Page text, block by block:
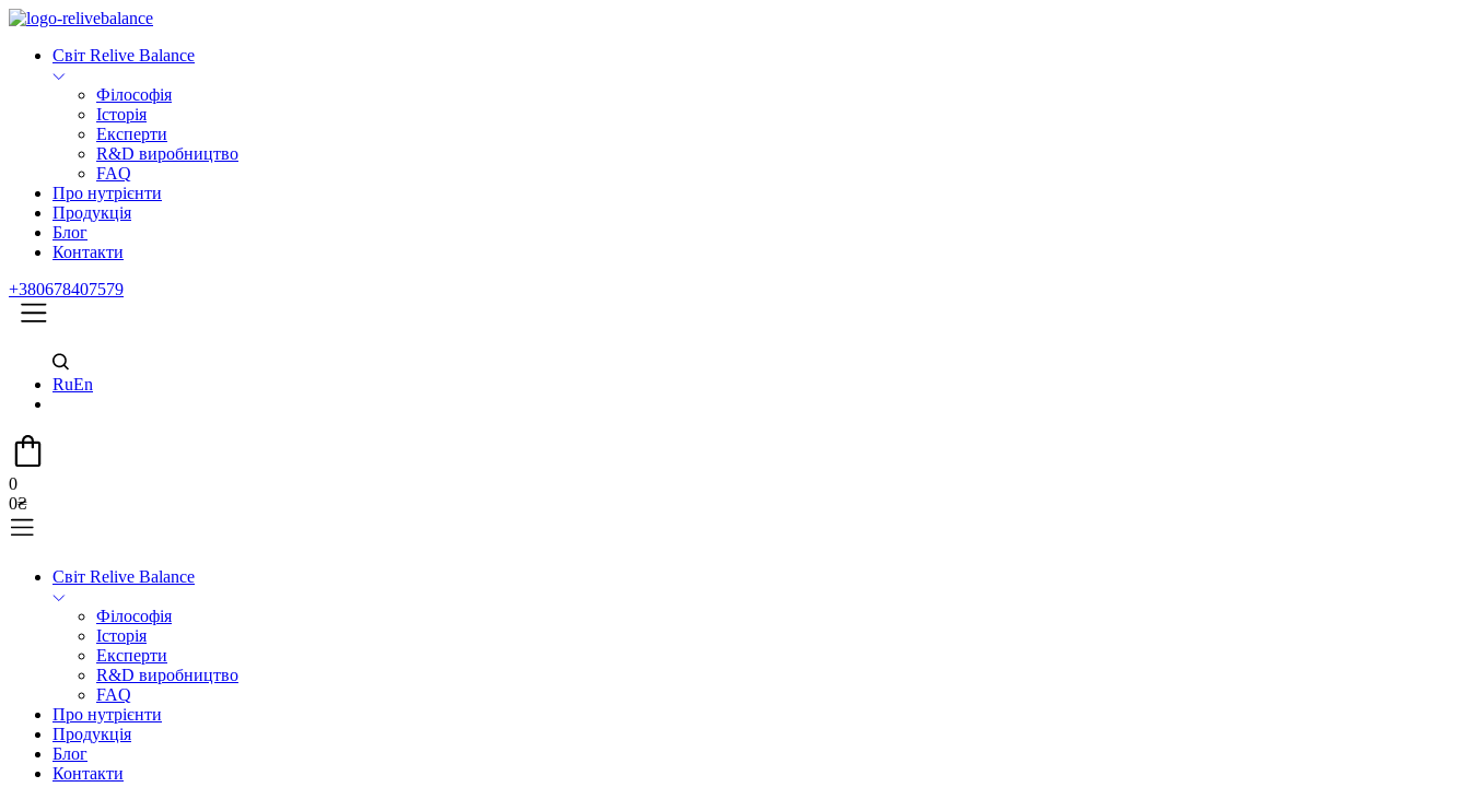
Світ Relive Balance
Філософія
Історія
Експерти
R&D виробництво
FAQ
Про нутрієнти
Продукція
Блог
Контакти
+380678407579
RuEn
0
0₴
Світ Relive Balance
Філософія
Історія
Експерти
R&D виробництво
FAQ
Про нутрієнти
Продукція
Блог
Контакти